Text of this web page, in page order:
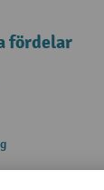
fördelar